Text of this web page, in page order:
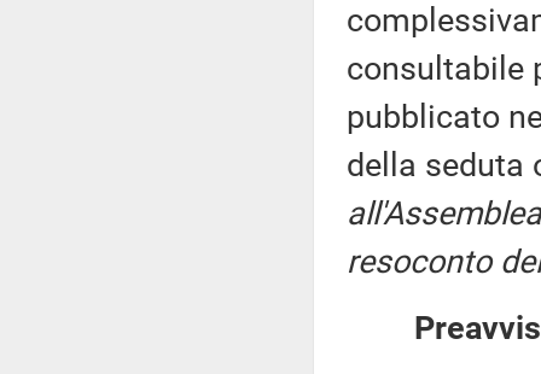
consultabile
pubblicato
della seduta
resoconto